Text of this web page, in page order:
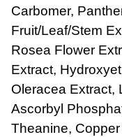
Carbomer,
Fruit/Leaf/Stem
Rosea Flower
Extract,
Oleracea Extract,
Ascorbyl
Theanine,